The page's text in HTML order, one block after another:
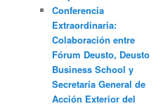
Conferencia
Extraordinaria:
Colaboración entre
Fórum Deusto, Deusto
Business School y
Secretaría General de
Acción Exterior del